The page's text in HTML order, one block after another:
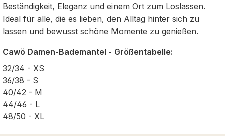
Beständigkeit, Eleganz und einem Ort zum Loslassen.
Ideal für alle, die es lieben, den Alltag hinter sich zu
lassen und bewusst schöne Momente zu genießen.
Cawö Damen-Bademantel - Größentabelle:
32/34 - XS
36/38 - S
40/42 - M
44/46 - L
48/50 - XL